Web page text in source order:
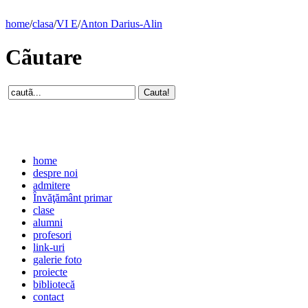
home/clasa/VI E/Anton Darius-Alin
Cãutare
home
despre noi
admitere
Învăţământ primar
clase
alumni
profesori
link-uri
galerie foto
proiecte
bibliotecă
contact